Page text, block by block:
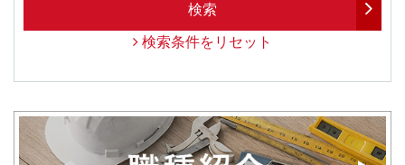
検索
検索条件をリセット